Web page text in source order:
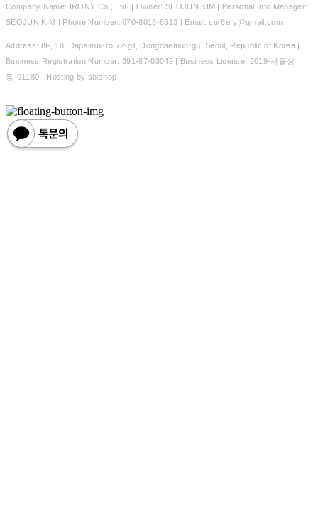
Company Name: IRONY Co., Ltd. | Owner: SEOJUN KIM | Personal Info Manager:
SEOJUN KIM | Phone Number: 070-8018-8913 | Email: sur8ery@gmail.com
Address: 8F, 18, Dapsimni-ro 72-gil, Dongdaemun-gu, Seoul, Republic of Korea |
Business Registration Number: 391-87-03049| Business License: 2019-서울성
동-01180 | Hosting by sixshop